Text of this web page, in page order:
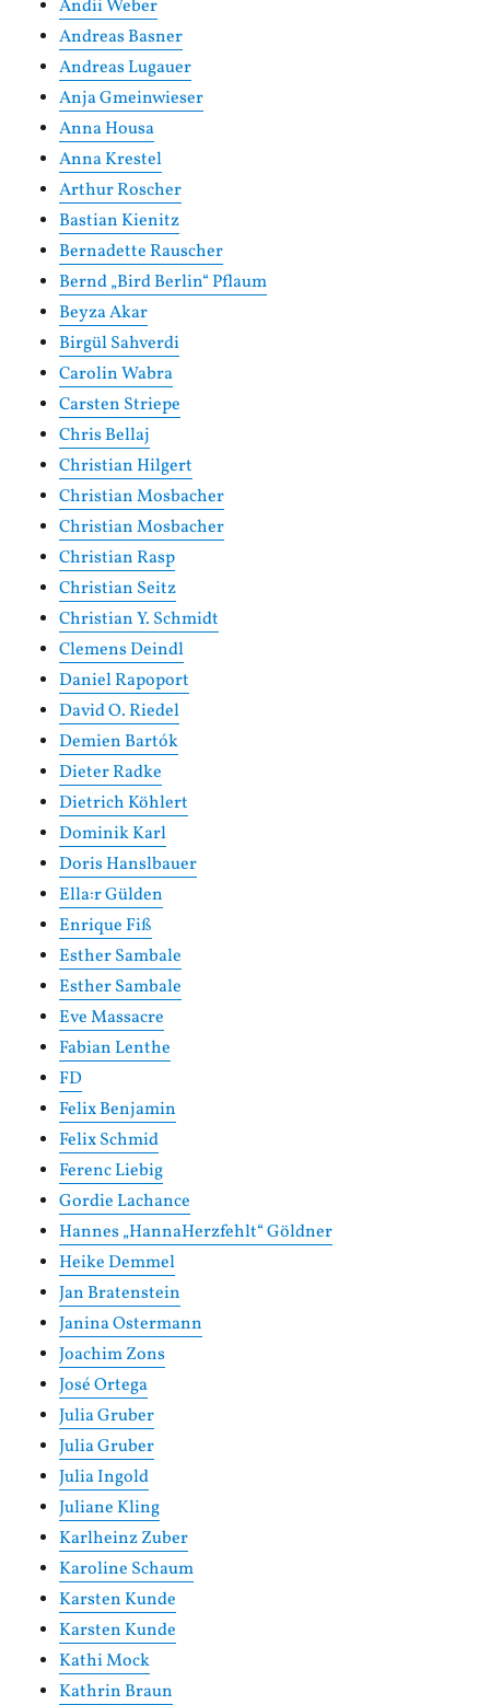
Andii Weber
Andreas Basner
Andreas Lugauer
Anja Gmeinwieser
Anna Housa
Anna Krestel
Arthur Roscher
Bastian Kienitz
Bernadette Rauscher
Bernd „Bird Berlin“ Pflaum
Beyza Akar
Birgül Sahverdi
Carolin Wabra
Carsten Striepe
Chris Bellaj
Christian Hilgert
Christian Mosbacher
Christian Mosbacher
Christian Rasp
Christian Seitz
Christian Y. Schmidt
Clemens Deindl
Daniel Rapoport
David O. Riedel
Demien Bartók
Dieter Radke
Dietrich Köhlert
Dominik Karl
Doris Hanslbauer
Ella:r Gülden
Enrique Fiß
Esther Sambale
Esther Sambale
Eve Massacre
Fabian Lenthe
FD
Felix Benjamin
Felix Schmid
Ferenc Liebig
Gordie Lachance
Hannes „HannaHerzfehlt“ Göldner
Heike Demmel
Jan Bratenstein
Janina Ostermann
Joachim Zons
José Ortega
Julia Gruber
Julia Gruber
Julia Ingold
Juliane Kling
Karlheinz Zuber
Karoline Schaum
Karsten Kunde
Karsten Kunde
Kathi Mock
Kathrin Braun